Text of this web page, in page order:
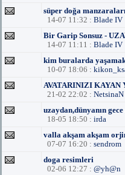
süper doğa
14-07 11:32 : Blade IV
Bir Garip Sonsuz -
14-07 11:11 : Blade IV
kim buralarda
10-07 18:06 :
AVATARINIZI KAYAN
21-02 22:02 : NetsinaN
uzaydan,dünyanın
18-05 18:50 : irda
valla akşam akşam
07-07 16:20 : sendrom
doga resimleri
02-06 12:27 : @yh@n